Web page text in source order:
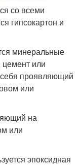
со всеми
гипсокартон и
минеральные
цемент или
себя проявляющий
или
на
или
эпоксидная